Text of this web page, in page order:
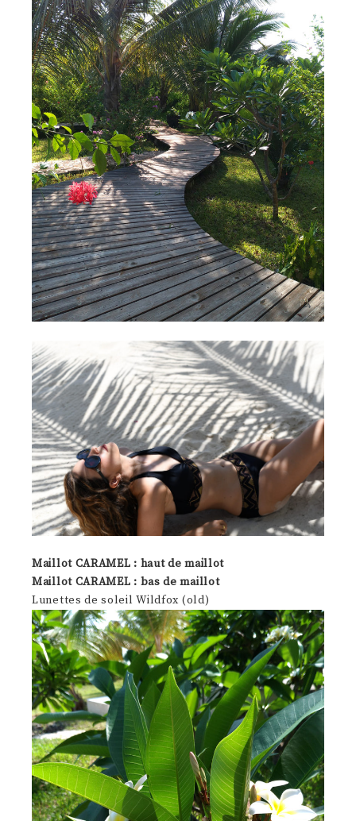
Maillot CARAMEL : haut de maillot
Maillot CARAMEL : bas de maillot
Lunettes de soleil Wildfox (old)